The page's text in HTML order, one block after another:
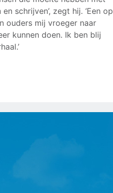
schrijven’, zegt hij. ‘Een op
ouders mij vroeger naar
kunnen doen. Ik ben blij